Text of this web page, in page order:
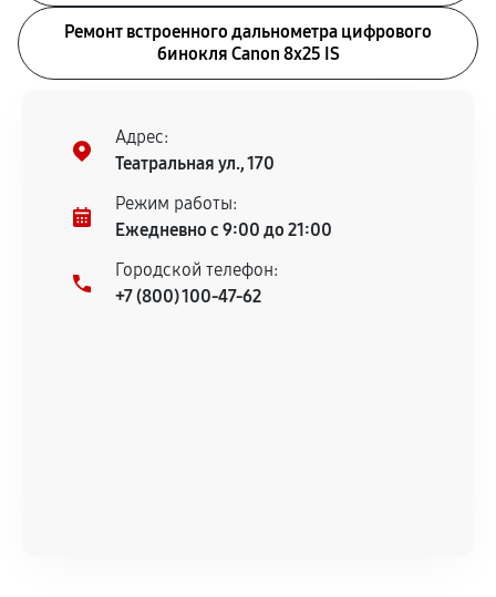
Ремонт встроенного дальнометра цифрового
бинокля Canon 8x25 IS
Адрес:
Театральная ул., 170
Режим работы:
Ежедневно с 9:00 до 21:00
Городской телефон:
+7 (800) 100-47-62